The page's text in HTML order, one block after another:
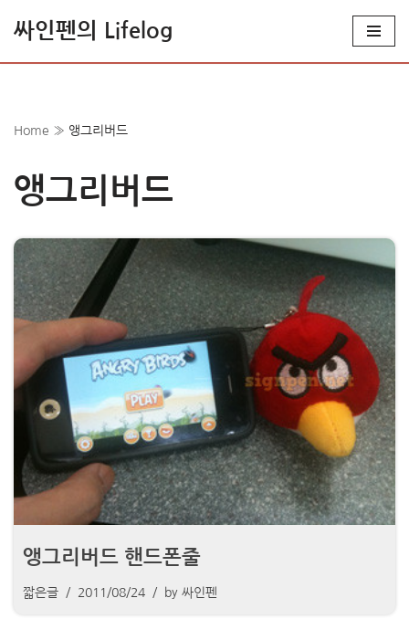
로
너
뛰
싸인펜의 Lifelog
Home » 앵그리버드
앵그리버드
앵그리버드 핸드폰줄
짧은글 2011/08/24 by 싸인펜